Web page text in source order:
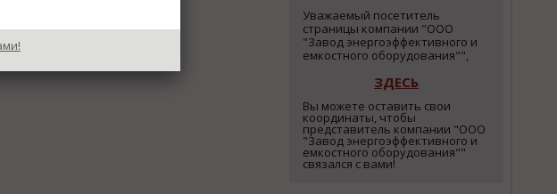
Уважаемый посетитель
страницы компании "ООО
"Завод энергоэффективного и
емкостного оборудования"",
ЗДЕСЬ
Вы можете оставить свои
координаты, чтобы
представитель компании "ООО
"Завод энергоэффективного и
емкостного оборудования""
связался с вами!